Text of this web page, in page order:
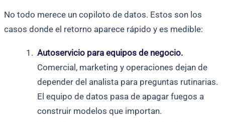
No todo merece un copiloto de datos. Estos son los
casos donde el retorno aparece rápido y es medible:
Autoservicio para equipos de negocio.
Comercial, marketing y operaciones dejan de
depender del analista para preguntas rutinarias.
El equipo de datos pasa de apagar fuegos a
construir modelos que importan.